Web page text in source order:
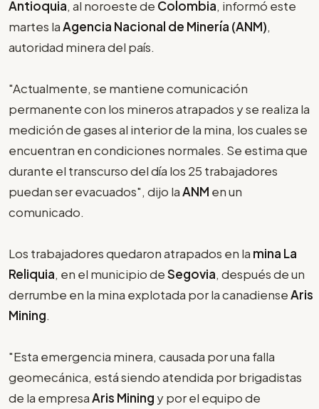
Antioquia, al noroeste de Colombia, informó este
martes laAgencia Nacional de Minería (ANM),
autoridad minera del país.
"Actualmente, se mantiene comunicación
permanente con los mineros atrapados y se realiza la
medición de gases al interior de la mina, los cuales se
encuentran en condiciones normales. Se estima que
durante el transcurso del día los 25 trabajadores
puedan ser evacuados", dijo laANM en un
comunicado.
Los trabajadores quedaron atrapados en la mina La
Reliquia, en el municipio deSegovia, después de un
derrumbe en la mina explotada por la canadienseAris
Mining.
"Esta emergencia minera, causada por una falla
geomecánica, está siendo atendida por brigadistas
de la empresaAris Mining y por el equipo de